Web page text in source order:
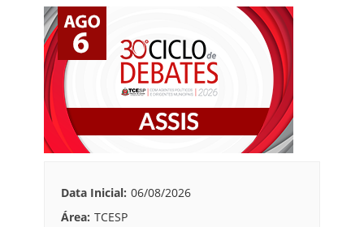
Data Inicial: 06/08/2026
Área: TCESP